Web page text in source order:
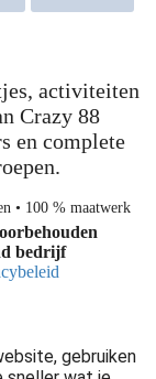
activiteiten
Crazy 88
en complete
• 100 % maatwerk
bedrijf
gebruiken